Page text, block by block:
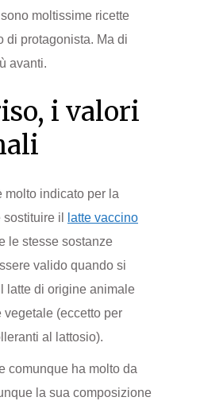
moltissime ricette
di protagonista. Ma di
avanti.
i valori
molto indicato per la
il
latte vaccino
le stesse sostanze
valido quando si
latte di origine animale
vegetale (eccetto per
al lattosio).
comunque ha molto da
la sua composizione